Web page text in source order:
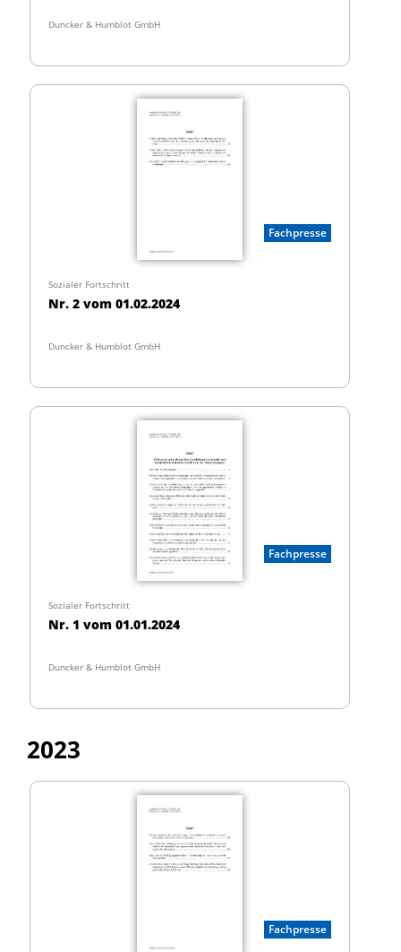
Duncker & Humblot GmbH
Fachpresse
Sozialer Fortschritt
Nr. 2 vom 01.02.2024
Duncker & Humblot GmbH
Fachpresse
Sozialer Fortschritt
Nr. 1 vom 01.01.2024
Duncker & Humblot GmbH
2023
Fachpresse